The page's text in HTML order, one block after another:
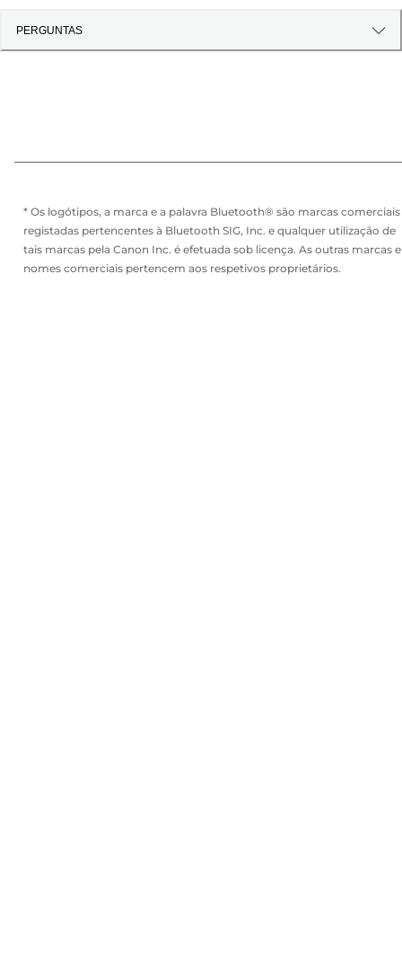
PERGUNTAS
* Os logótipos, a marca e a palavra Bluetooth® são marcas comerciais
registadas pertencentes à Bluetooth SIG, Inc. e qualquer utilização de
tais marcas pela Canon Inc. é efetuada sob licença. As outras marcas e
nomes comerciais pertencem aos respetivos proprietários.